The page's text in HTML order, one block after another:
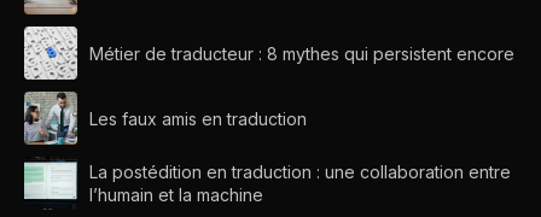
Métier de traducteur : 8 mythes qui persistent encore
Les faux amis en traduction
La postédition en traduction : une collaboration entre
l’humain et la machine